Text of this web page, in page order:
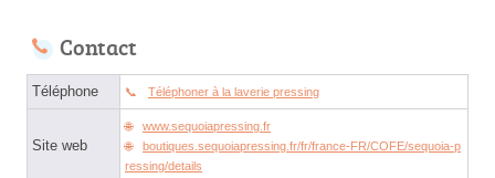
Contact
Téléphone Téléphoner à la laverie pressing
Site web
www.sequoiapressing.fr
boutiques.sequoiapressing.fr/fr/france-FR/COFE/sequoia-p
ressing/details